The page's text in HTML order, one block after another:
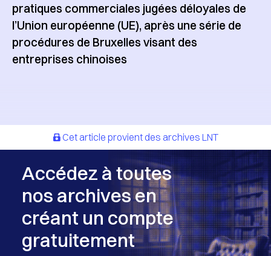
pratiques commerciales jugées déloyales de
l’Union européenne (UE), après une série de
procédures de Bruxelles visant des
entreprises chinoises
Cet article provient des archives LNT
Accédez à toutes
nos archives en
créant un compte
gratuitement